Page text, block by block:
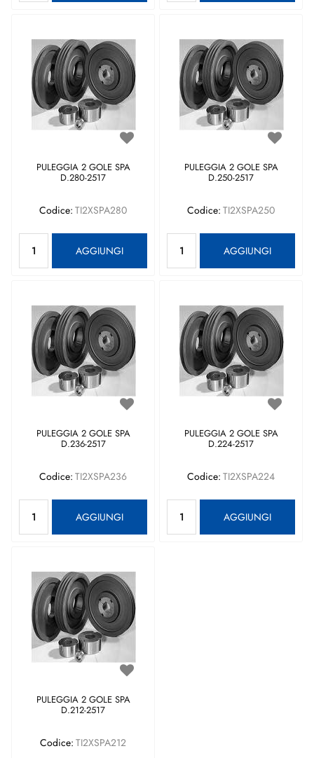
PULEGGIA 2 GOLE SPA
D.280-2517
Codice: TI2XSPA280
AGGIUNGI
PULEGGIA 2 GOLE SPA
D.250-2517
Codice: TI2XSPA250
AGGIUNGI
PULEGGIA 2 GOLE SPA
D.236-2517
Codice: TI2XSPA236
AGGIUNGI
PULEGGIA 2 GOLE SPA
D.224-2517
Codice: TI2XSPA224
AGGIUNGI
PULEGGIA 2 GOLE SPA
D.212-2517
Codice: TI2XSPA212